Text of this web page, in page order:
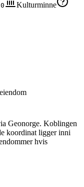
Kulturminne
Geonorge. Koblingen
koordinat ligger inni
hvis